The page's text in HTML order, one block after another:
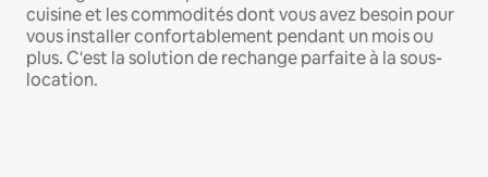
cuisine et les commodités dont vous avez besoin pour
vous installer confortablement pendant un mois ou
plus. C'est la solution de rechange parfaite à la sous-
location.